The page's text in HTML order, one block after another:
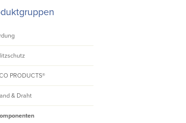
PRODUCTS®
& Draht